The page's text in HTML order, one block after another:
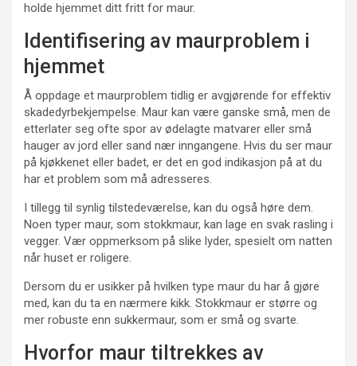
holde hjemmet ditt fritt for maur.
Identifisering av maurproblem i
hjemmet
Å oppdage et maurproblem tidlig er avgjørende for effektiv
skadedyrbekjempelse. Maur kan være ganske små, men de
etterlater seg ofte spor av ødelagte matvarer eller små
hauger av jord eller sand nær inngangene. Hvis du ser maur
på kjøkkenet eller badet, er det en god indikasjon på at du
har et problem som må adresseres.
I tillegg til synlig tilstedeværelse, kan du også høre dem.
Noen typer maur, som stokkmaur, kan lage en svak rasling i
vegger. Vær oppmerksom på slike lyder, spesielt om natten
når huset er roligere.
Dersom du er usikker på hvilken type maur du har å gjøre
med, kan du ta en nærmere kikk. Stokkmaur er større og
mer robuste enn sukkermaur, som er små og svarte.
Hvorfor maur tiltrekkes av